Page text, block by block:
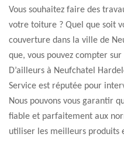
Vous souhaitez faire des
votre toiture ? Quel que soit
couverture dans la ville de
que, vous pouvez compter
D’ailleurs à Neufchatel
Service est réputée pour
Nous pouvons vous garantir
fiable et parfaitement aux
utiliser les meilleurs produits